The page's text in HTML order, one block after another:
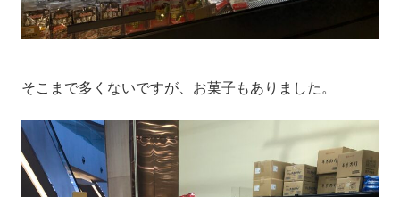
そこまで多くないですが、お菓子もありました。